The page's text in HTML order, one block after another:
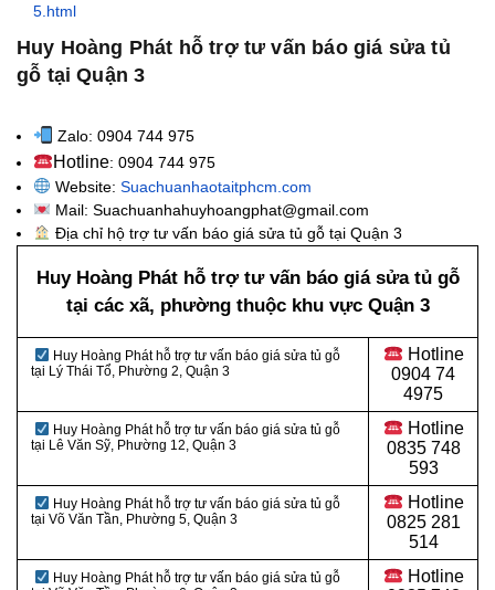
5.html
Huy Hoàng Phát hỗ trợ tư vấn báo giá sửa tủ
gỗ tại Quận 3
Zalo: 0904 744 975
Hotline: 0904 744 975
Website: Suachuanhaotaitphcm.com
Mail: Suachuanhahuyhoangphat@gmail.com
Địa chỉ hộ trợ tư vấn báo giá sửa tủ gỗ tại Quận 3
Huy Hoàng Phát hỗ trợ tư vấn báo giá sửa tủ gỗ
tại các xã, phường thuộc khu vực Quận 3
Huy Hoàng Phát hỗ trợ tư vấn báo giá sửa tủ gỗ
tại Lý Thái Tổ, Phường 2, Quận 3
Hotline
0904 74
4975
Huy Hoàng Phát hỗ trợ tư vấn báo giá sửa tủ gỗ
tại Lê Văn Sỹ, Phường 12, Quận 3
Hotline
0835 748
593
Huy Hoàng Phát hỗ trợ tư vấn báo giá sửa tủ gỗ
tại Võ Văn Tần, Phường 5, Quận 3
Hotline
0825 281
514
Huy Hoàng Phát hỗ trợ tư vấn báo giá sửa tủ gỗ
Hotline